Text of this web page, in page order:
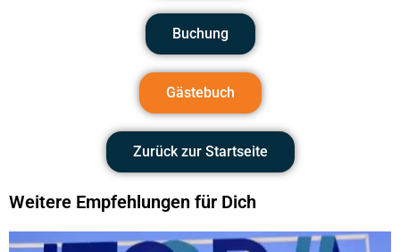
Buchung
Gästebuch
Zurück zur Startseite
Weitere Empfehlungen für Dich